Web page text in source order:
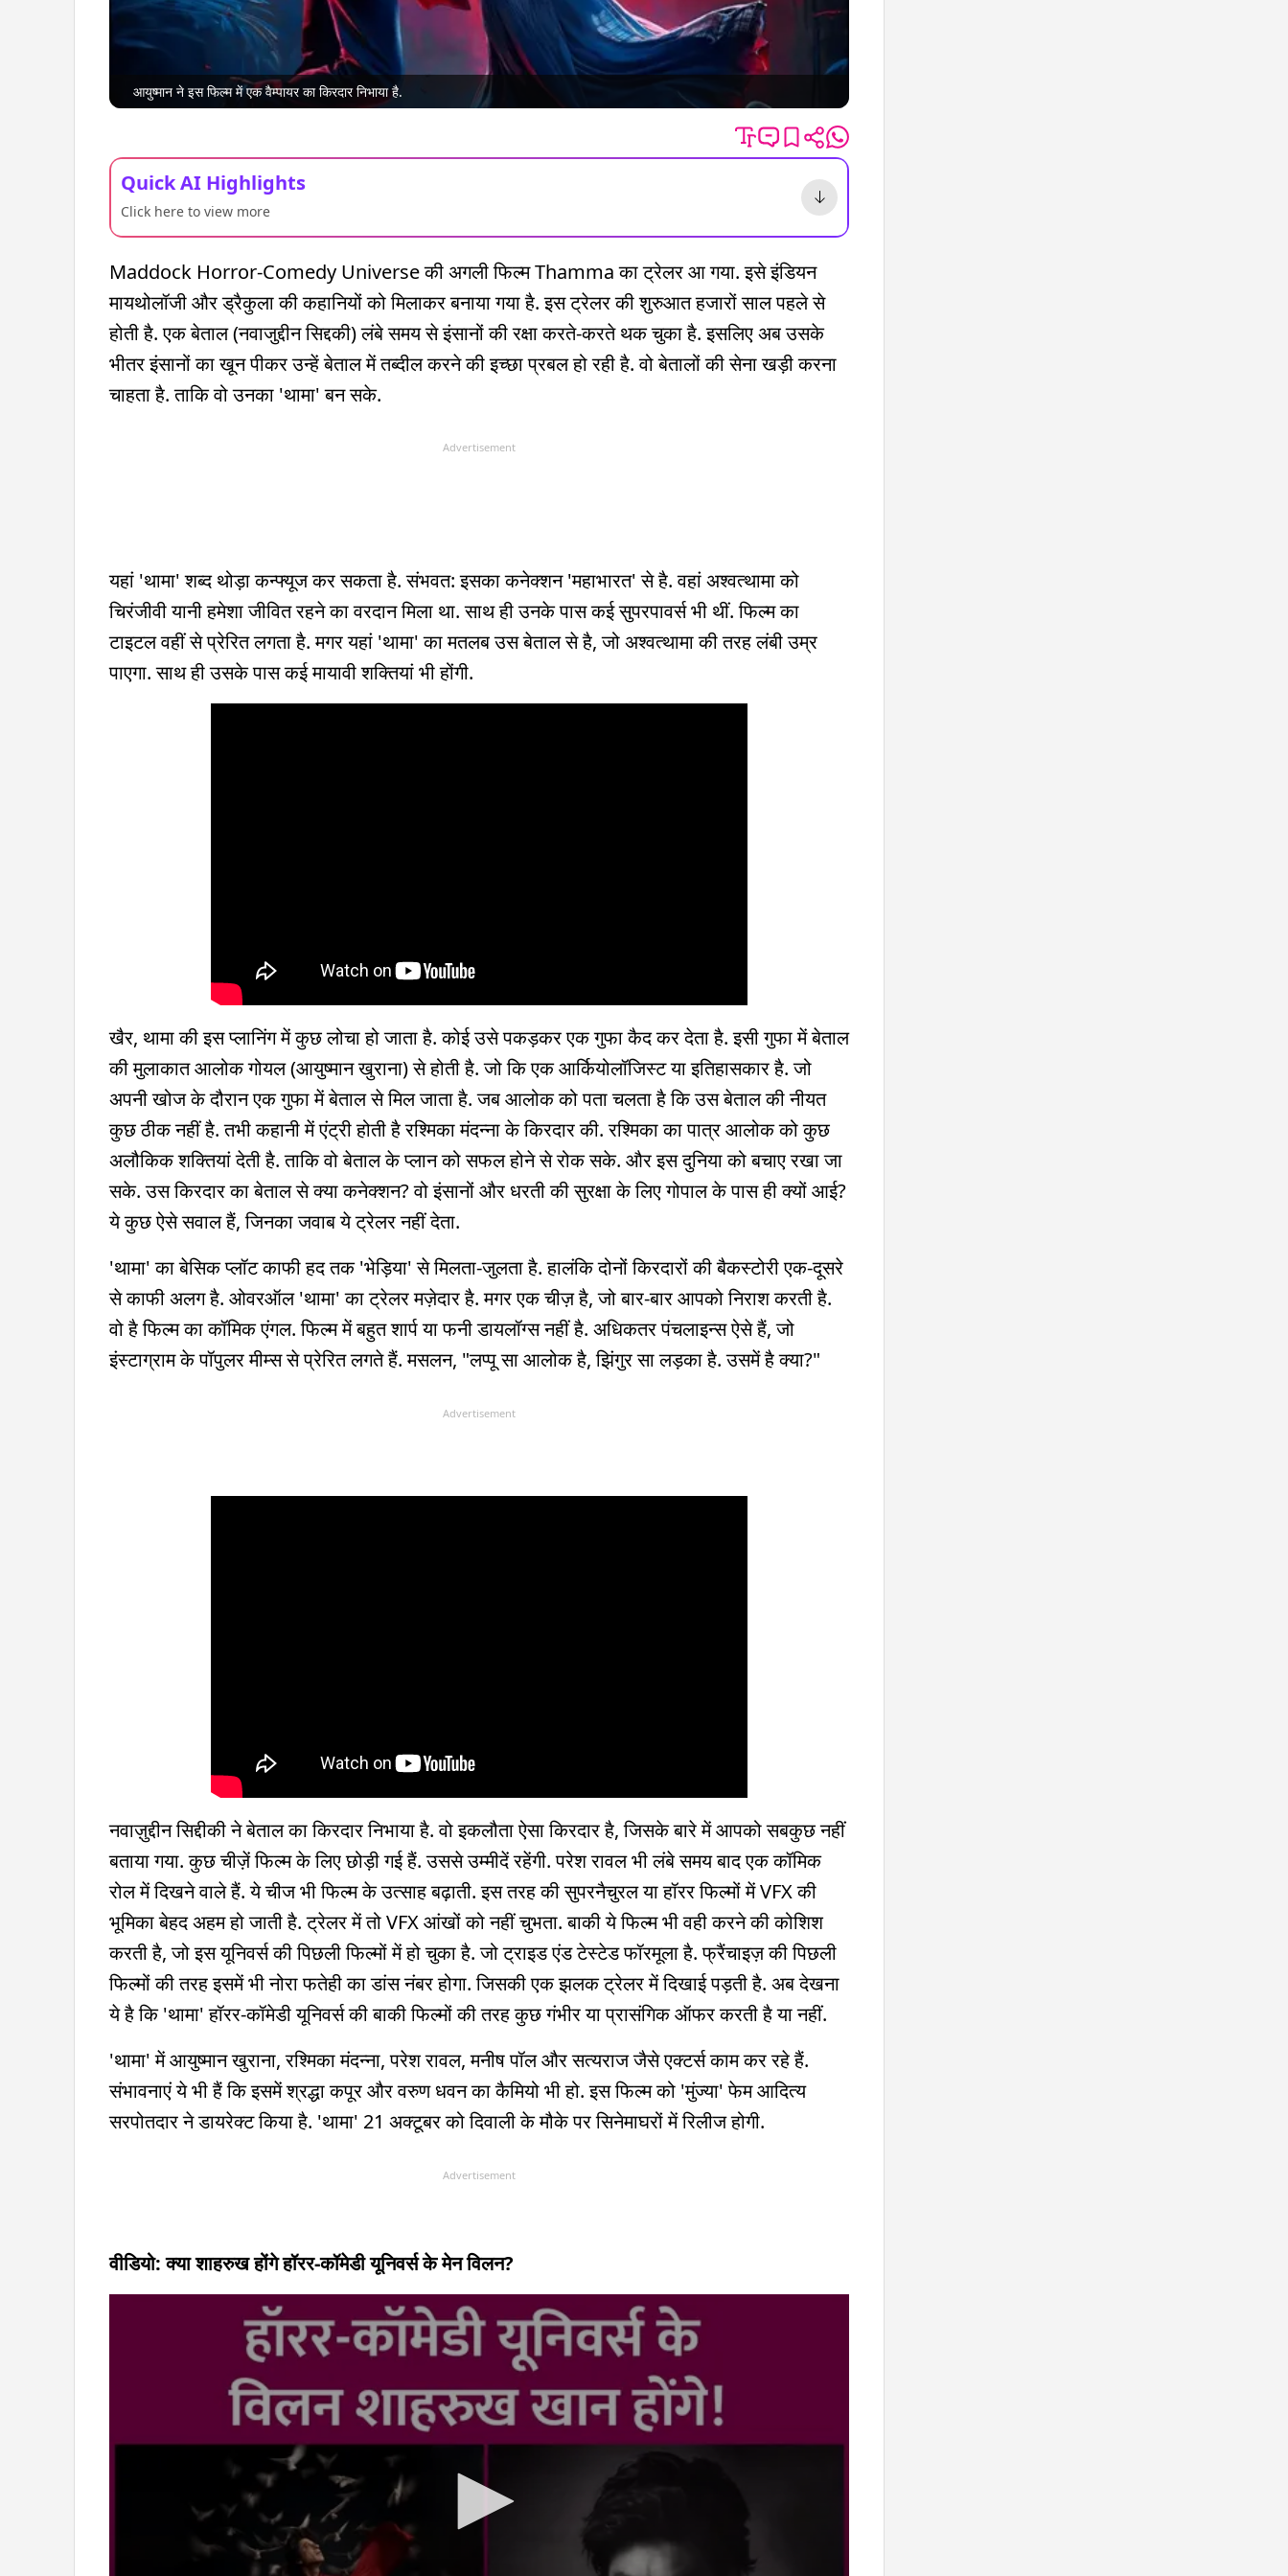
आयुष्मान ने इस फिल्म में एक वैम्पायर का किरदार निभाया है.
Quick AI Highlights
Click here to view more
Maddock Horror-Comedy Universe की अगली फिल्म Thamma का ट्रेलर आ गया. इसे इंडियन
मायथोलॉजी और ड्रैकुला की कहानियों को मिलाकर बनाया गया है. इस ट्रेलर की शुरुआत हजारों साल पहले से
होती है. एक बेताल (नवाजुद्दीन सिद्दकी) लंबे समय से इंसानों की रक्षा करते-करते थक चुका है. इसलिए अब उसके
भीतर इंसानों का खून पीकर उन्हें बेताल में तब्दील करने की इच्छा प्रबल हो रही है. वो बेतालों की सेना खड़ी करना
चाहता है. ताकि वो उनका 'थामा' बन सके.
Advertisement
यहां 'थामा' शब्द थोड़ा कन्फ्यूज कर सकता है. संभवत: इसका कनेक्शन 'महाभारत' से है. वहां अश्वत्थामा को
चिरंजीवी यानी हमेशा जीवित रहने का वरदान मिला था. साथ ही उनके पास कई सुपरपावर्स भी थीं. फिल्म का
टाइटल वहीं से प्रेरित लगता है. मगर यहां 'थामा' का मतलब उस बेताल से है, जो अश्वत्थामा की तरह लंबी उम्र
पाएगा. साथ ही उसके पास कई मायावी शक्तियां भी होंगी.
खैर, थामा की इस प्लानिंग में कुछ लोचा हो जाता है. कोई उसे पकड़कर एक गुफा कैद कर देता है. इसी गुफा में बेताल
की मुलाकात आलोक गोयल (आयुष्मान खुराना) से होती है. जो कि एक आर्कियोलॉजिस्ट या इतिहासकार है. जो
अपनी खोज के दौरान एक गुफा में बेताल से मिल जाता है. जब आलोक को पता चलता है कि उस बेताल की नीयत
कुछ ठीक नहीं है. तभी कहानी में एंट्री होती है रश्मिका मंदन्ना के किरदार की. रश्मिका का पात्र आलोक को कुछ
अलौकिक शक्तियां देती है. ताकि वो बेताल के प्लान को सफल होने से रोक सके. और इस दुनिया को बचाए रखा जा
सके. उस किरदार का बेताल से क्या कनेक्शन? वो इंसानों और धरती की सुरक्षा के लिए गोपाल के पास ही क्यों आई?
ये कुछ ऐसे सवाल हैं, जिनका जवाब ये ट्रेलर नहीं देता.
'थामा' का बेसिक प्लॉट काफी हद तक 'भेड़िया' से मिलता-जुलता है. हालंकि दोनों किरदारों की बैकस्टोरी एक-दूसरे
से काफी अलग है. ओवरऑल 'थामा' का ट्रेलर मज़ेदार है. मगर एक चीज़ है, जो बार-बार आपको निराश करती है.
वो है फिल्म का कॉमिक एंगल. फिल्म में बहुत शार्प या फनी डायलॉग्स नहीं है. अधिकतर पंचलाइन्स ऐसे हैं, जो
इंस्टाग्राम के पॉपुलर मीम्स से प्रेरित लगते हैं. मसलन, "लप्पू सा आलोक है, झिंगुर सा लड़का है. उसमें है क्या?"
Advertisement
नवाज़ुद्दीन सिद्दीकी ने बेताल का किरदार निभाया है. वो इकलौता ऐसा किरदार है, जिसके बारे में आपको सबकुछ नहीं
बताया गया. कुछ चीज़ें फिल्म के लिए छोड़ी गई हैं. उससे उम्मीदें रहेंगी. परेश रावल भी लंबे समय बाद एक कॉमिक
रोल में दिखने वाले हैं. ये चीज भी फिल्म के उत्साह बढ़ाती. इस तरह की सुपरनैचुरल या हॉरर फिल्मों में VFX की
भूमिका बेहद अहम हो जाती है. ट्रेलर में तो VFX आंखों को नहीं चुभता. बाकी ये फिल्म भी वही करने की कोशिश
करती है, जो इस यूनिवर्स की पिछली फिल्मों में हो चुका है. जो ट्राइड एंड टेस्टेड फॉरमूला है. फ्रैंचाइज़ की पिछली
फिल्मों की तरह इसमें भी नोरा फतेही का डांस नंबर होगा. जिसकी एक झलक ट्रेलर में दिखाई पड़ती है. अब देखना
ये है कि 'थामा' हॉरर-कॉमेडी यूनिवर्स की बाकी फिल्मों की तरह कुछ गंभीर या प्रासंगिक ऑफर करती है या नहीं.
'थामा' में आयुष्मान खुराना, रश्मिका मंदन्ना, परेश रावल, मनीष पॉल और सत्यराज जैसे एक्टर्स काम कर रहे हैं.
संभावनाएं ये भी हैं कि इसमें श्रद्धा कपूर और वरुण धवन का कैमियो भी हो. इस फिल्म को 'मुंज्या' फेम आदित्य
सरपोतदार ने डायरेक्ट किया है. 'थामा' 21 अक्टूबर को दिवाली के मौके पर सिनेमाघरों में रिलीज होगी.
Advertisement
वीडियो: क्या शाहरुख होंगे हॉरर-कॉमेडी यूनिवर्स के मेन विलन?